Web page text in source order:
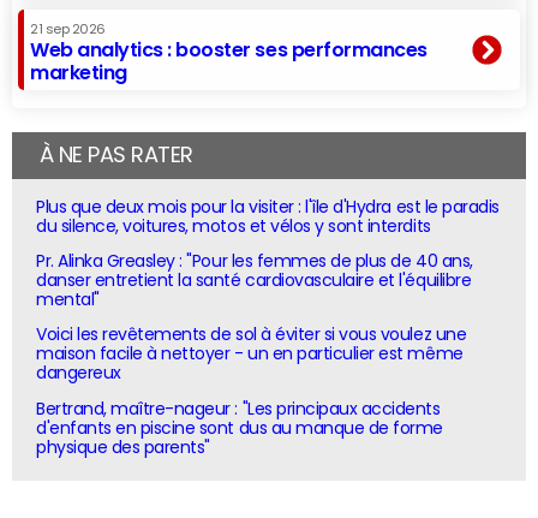
21 sep 2026
Web analytics : booster ses performances
marketing
À NE PAS RATER
Plus que deux mois pour la visiter : l'île d'Hydra est le paradis
du silence, voitures, motos et vélos y sont interdits
Pr. Alinka Greasley : "Pour les femmes de plus de 40 ans,
danser entretient la santé cardiovasculaire et l'équilibre
mental"
Voici les revêtements de sol à éviter si vous voulez une
maison facile à nettoyer - un en particulier est même
dangereux
Bertrand, maître-nageur : "Les principaux accidents
d'enfants en piscine sont dus au manque de forme
physique des parents"